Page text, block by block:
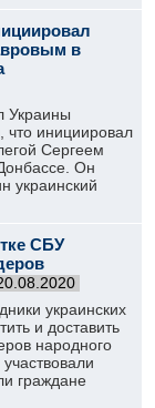
в
Украины
инициировал
Сергеем
Он
украинский
СБУ
украинских
и доставить
народного
граждане